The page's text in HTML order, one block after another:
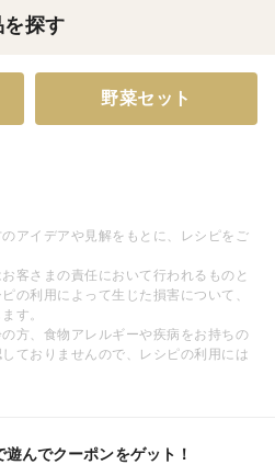
を探す
野菜セット
アイデアや見解をもとに、レシピをご
客さまの責任において行われるものと
の利用によって生じた損害について、
す。
方、食物アレルギーや疾病をお持ちの
ておりませんので、レシピの利用には
んでクーポンをゲット！